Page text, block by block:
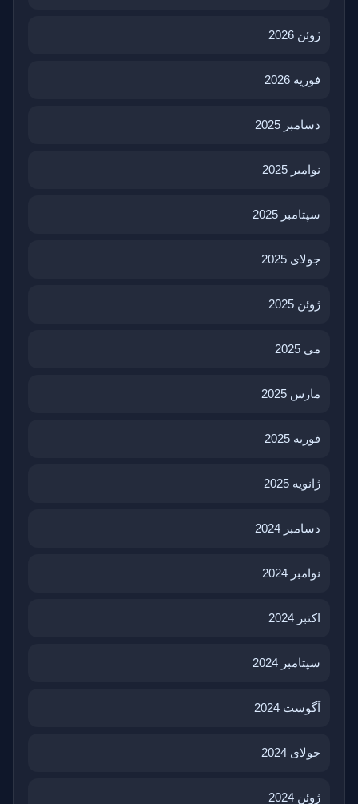
ژوئن 2026
فوریه 2026
دسامبر 2025
نوامبر 2025
سپتامبر 2025
جولای 2025
ژوئن 2025
می 2025
مارس 2025
فوریه 2025
ژانویه 2025
دسامبر 2024
نوامبر 2024
اکتبر 2024
سپتامبر 2024
آگوست 2024
جولای 2024
ژوئن 2024